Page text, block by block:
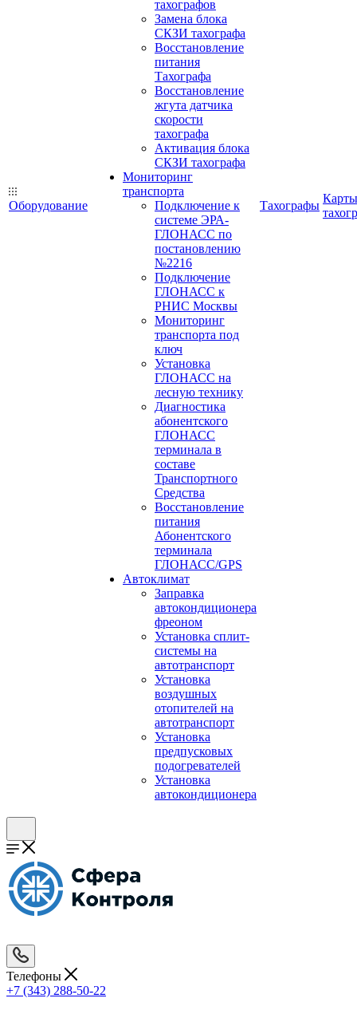
Оборудование
тахографов
Замена блока
СКЗИ тахографа
Восстановление
питания
Тахографа
Восстановление
жгута датчика
скорости
тахографа
Активация блока
СКЗИ тахографа
Мониторинг
транспорта
Подключение к
системе ЭРА-
ГЛОНАСС по
постановлению
№2216
Подключение
ГЛОНАСС к
РНИС Москвы
Мониторинг
транспорта под
ключ
Установка
ГЛОНАСС на
лесную технику
Диагностика
абонентского
ГЛОНАСС
терминала в
составе
Транспортного
Средства
Восстановление
питания
Абонентского
терминала
ГЛОНАСС/GPS
Автоклимат
Заправка
автокондиционера
фреоном
Установка сплит-
системы на
автотранспорт
Установка
воздушных
отопителей на
автотранспорт
Установка
предпусковых
подогревателей
Установка
автокондиционера
Тахографы
Карты
Телефоны
+7 (343) 288-50-22